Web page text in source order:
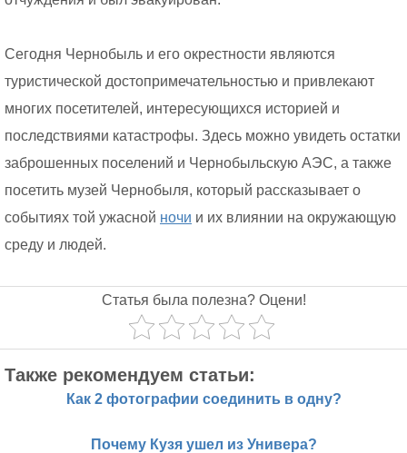
Сегодня Чернобыль и его окрестности являются
туристической достопримечательностью и привлекают
многих посетителей, интересующихся историей и
последствиями катастрофы. Здесь можно увидеть остатки
заброшенных поселений и Чернобыльскую АЭС, а также
посетить музей Чернобыля, который рассказывает о
событиях той ужасной ночи и их влиянии на окружающую
среду и людей.
Статья была полезна? Оцени!
Также рекомендуем статьи:
Как 2 фотографии соединить в одну?
Почему Кузя ушел из Универа?